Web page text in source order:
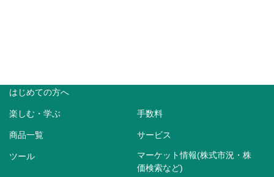
はじめての方へ
楽しむ・学ぶ 手数料
商品一覧 サービス
ツール
マーケット情報(株式市況・株
価検索など)